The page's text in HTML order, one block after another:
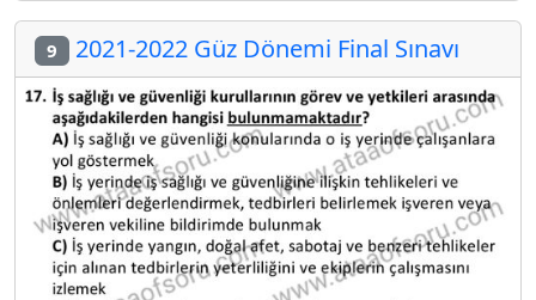
9 2021-2022 Güz Dönemi Final Sınavı